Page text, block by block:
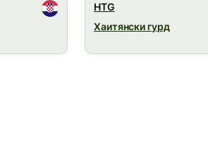
HTG
Хаитянски гурд